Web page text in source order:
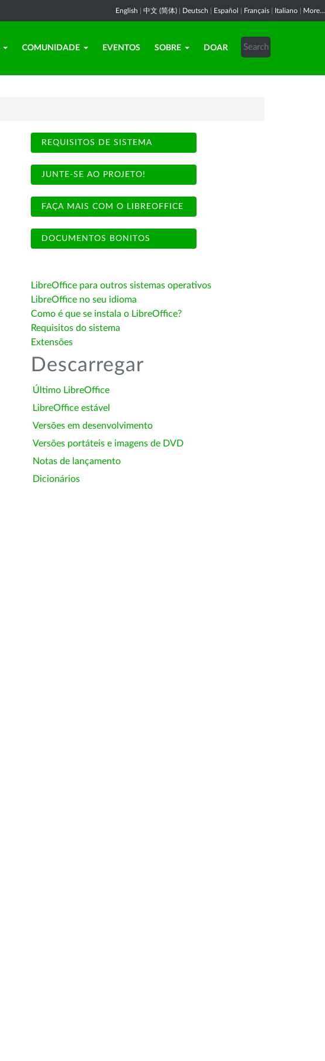
English 中文 (简体) Deutsch Español Français Italiano More...
COMUNIDADE EVENTOS SOBRE DOAR
REQUISITOS DE SISTEMA
JUNTE-SE AO PROJETO!
FAÇA MAIS COM O LIBREOFFICE
DOCUMENTOS BONITOS
LibreOffice para outros sistemas operativos
LibreOffice no seu idioma
Como é que se instala o LibreOffice?
Requisitos do sistema
Extensões
Descarregar
Último LibreOffice
LibreOffice estável
Versões em desenvolvimento
Versões portáteis e imagens de DVD
Notas de lançamento
Dicionários